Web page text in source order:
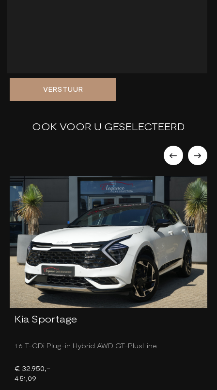
VERSTUUR
OOK VOOR U GESELECTEERD
Kia Sportage
1.6 T-GDi Plug-in Hybrid AWD GT-PlusLine
€ 32.950,-
451,09